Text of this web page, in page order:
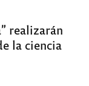
realizarán
la ciencia